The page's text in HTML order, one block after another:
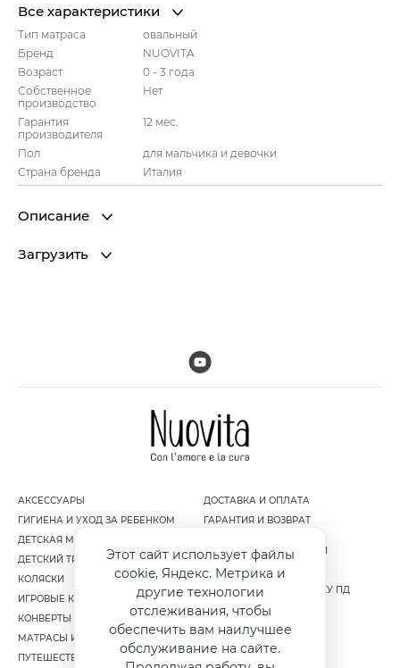
Все характеристики
Тип матраса
овальный
Бренд
NUOVITA
Возраст
0 - 3 года
Собственное
производство
Нет
Гарантия
производителя
12 мес.
Пол
для мальчика и девочки
Страна бренда
Италия
Описание
Загрузить
АКСЕССУАРЫ
ГИГИЕНА И УХОД ЗА РЕБЕНКОМ
ДЕТСКАЯ МЕБЕЛЬ
ДЕТСКИЙ ТРАНСПОРТ
КОЛЯСКИ
ИГРОВЫЕ КОМПЛЕКСЫ
КОНВЕРТЫ И МУФТЫ
МАТРАСЫ И НАМАТРАСНИКИ
ПУТЕШЕСТВИЕ
ДОСТАВКА И ОПЛАТА
ГАРАНТИЯ И ВОЗВРАТ
КОНФИДЕНЦИАЛЬНОСТИ
ПУБЛИЧНАЯ ОФЕРТА
СОГЛАСИЕ НА ОБРАБОТКУ ПД
Этот сайт использует файлы
cookie, Яндекс. Метрика и
другие технологии
отслеживания, чтобы
обеспечить вам наилучшее
обслуживание на сайте.